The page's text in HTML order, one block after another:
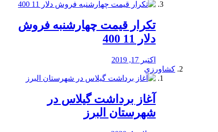
تکرار قیمت چهارشنبه فروش
دلار 11 400
اکتبر 17, 2019
کشاورزی
آغاز برداشت گیلاس در
شهرستان البرز